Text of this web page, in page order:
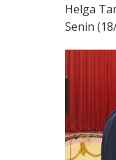
Helga
Senin